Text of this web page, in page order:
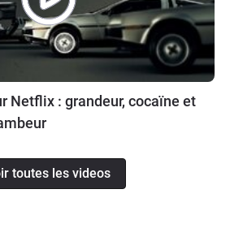
Netflix : grandeur, cocaïne et
toutes les videos